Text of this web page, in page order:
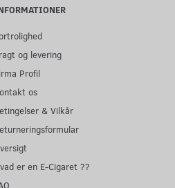
og levering
Profil
os
& Vilkår
er en E-Cigaret ??